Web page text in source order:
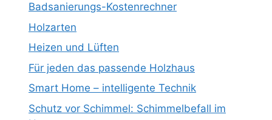
Badsanierungs-Kostenrechner
Holzarten
Heizen und Lüften
Für jeden das passende Holzhaus
Smart Home – intelligente Technik
Schutz vor Schimmel: Schimmelbefall im